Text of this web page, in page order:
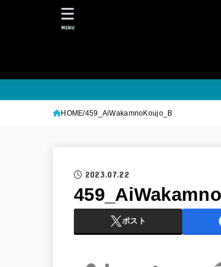
MENU
HOME 459_AiWakamnoKoujo_B
2023.07.22
ポスト